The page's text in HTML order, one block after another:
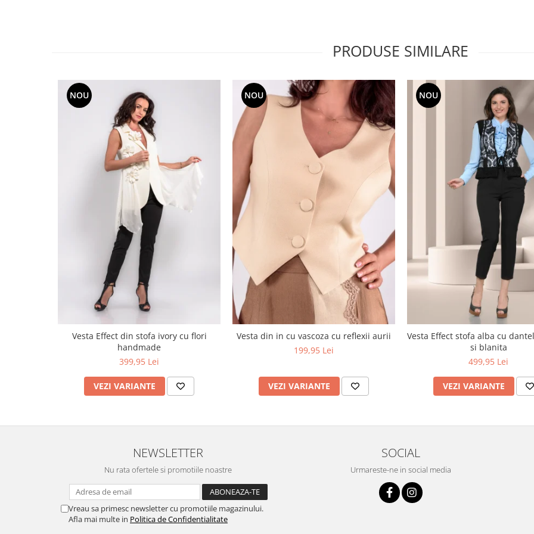
PRODUSE SIMILARE
NOU
Vesta Effect din stofa ivory cu flori
handmade
399,95 Lei
VEZI VARIANTE
NOU
Vesta din in cu vascoza cu reflexii aurii
199,95 Lei
VEZI VARIANTE
NOU
Vesta Effect stofa alba cu
si blanita
499,95 Lei
VEZI VARIANTE
NEWSLETTER
Nu rata ofertele si promotiile noastre
Vreau sa primesc newsletter cu promotiile magazinului.
Afla mai multe in Politica de Confidentialitate
SOCIAL
Urmareste-ne in social media